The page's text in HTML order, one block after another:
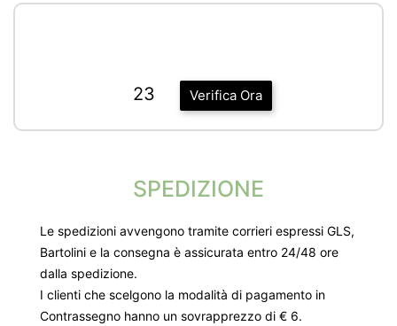
Verifica Ora
23
SPEDIZIONE
Le spedizioni avvengono tramite corrieri espressi GLS,
Bartolini e la consegna è assicurata entro 24/48 ore
dalla spedizione.
I clienti che scelgono la modalità di pagamento in
Contrassegno hanno un sovrapprezzo di € 6.